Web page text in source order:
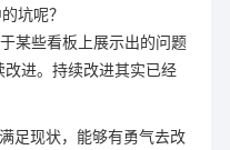
坑呢？
某些看板上展示出的问题
进。持续改进其实已经
足现状，能够有勇气去改